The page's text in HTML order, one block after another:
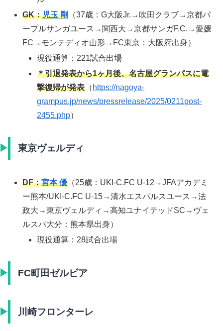
GK：児玉 剛 （37歳：G大阪Jr.→吹田クラブ→京都パ
ープルサンガユース→関西大→京都サンガF.C.→愛媛
FC→モンテディオ山形→FC東京：大阪府出身）
現役通算：221試合出場
＊引退発表から1ヶ月後、名古屋グランパスに電
撃復帰が発表 （ https://nagoya-
grampus.jp/news/pressrelease/2025/0211post-
2455.php）
東京ヴェルディ
DF：宮本 優 （25歳：UKI-C.FC U-12→JFAアカデミ
ー熊本/UKI-C.FC U-15→清水エスパルスユース→法
政大→東京ヴェルディ→高知ユナイテッドSC→ヴェ
ルスパ大分：熊本県出身）
現役通算：28試合出場
FC町田ゼルビア
川崎フロンターレ